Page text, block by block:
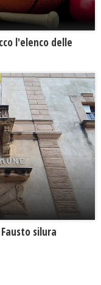
l'elenco delle
silura